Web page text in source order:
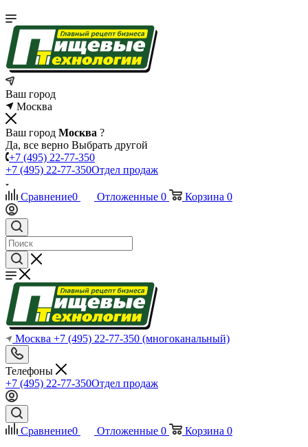
Ваш город
Москва
Ваш город Москва ?
Да, все верно Выбрать другой
+7 (495) 22-77-350
+7 (495) 22-77-350Отдел продаж
Сравнение0 Отложенные 0 Корзина 0
Москва +7 (495) 22-77-350 (многоканальный)
Телефоны
+7 (495) 22-77-350Отдел продаж
Сравнение0 Отложенные 0 Корзина 0